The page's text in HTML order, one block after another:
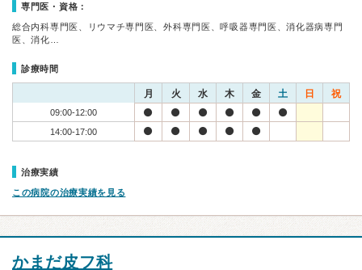
専門医・資格：
総合内科専門医、リウマチ専門医、外科専門医、呼吸器専門医、消化器病専門
医、消化…
診療時間
月 火 水 木 金 土 日 祝
09:00-12:00
14:00-17:00
治療実績
この病院の治療実績を見る
かまだ皮フ科